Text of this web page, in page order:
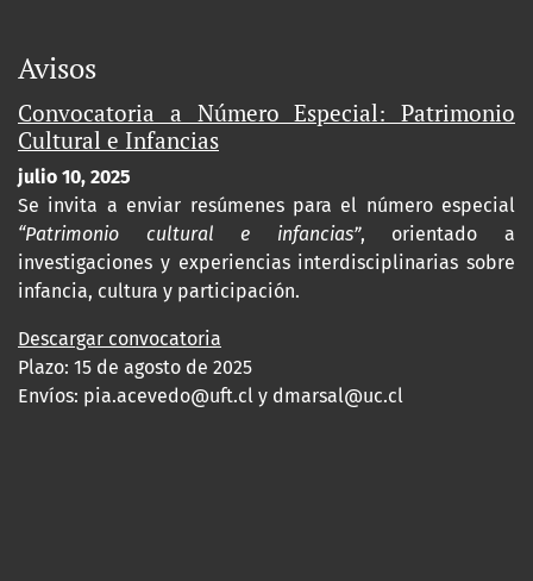
Avisos
Convocatoria a Número Especial: Patrimonio
Cultural e Infancias
julio 10, 2025
Se invita a enviar resúmenes para el número especial
“Patrimonio cultural e infancias”, orientado a
investigaciones y experiencias interdisciplinarias sobre
infancia, cultura y participación.
Descargar convocatoria
Plazo: 15 de agosto de 2025
Envíos: pia.acevedo@uft.cl y dmarsal@uc.cl